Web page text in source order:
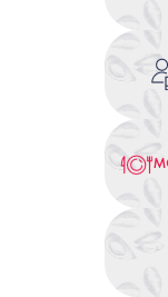
В
ИЛИ
В